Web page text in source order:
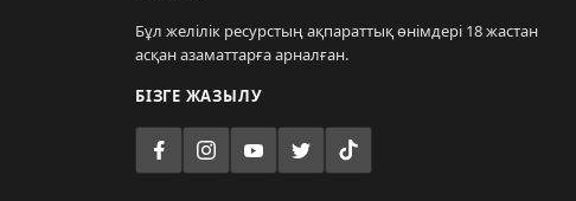
Бұл желілік ресурстың ақпараттық өнімдері 18 жастан
асқан азаматтарға арналған.
БІЗГЕ ЖАЗЫЛУ